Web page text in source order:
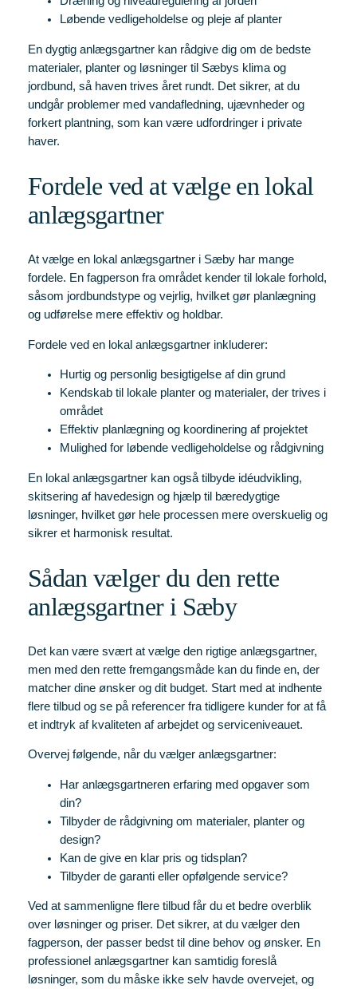
Løbende vedligeholdelse og pleje af planter
En dygtig anlægsgartner kan rådgive dig om de bedste
materialer, planter og løsninger til Sæbys klima og
jordbund, så haven trives året rundt. Det sikrer, at du
undgår problemer med vandafledning, ujævnheder og
forkert plantning, som kan være udfordringer i private
haver.
Fordele ved at vælge en lokal
anlægsgartner
At vælge en lokal anlægsgartner i Sæby har mange
fordele. En fagperson fra området kender til lokale forhold,
såsom jordbundstype og vejrlig, hvilket gør planlægning
og udførelse mere effektiv og holdbar.
Fordele ved en lokal anlægsgartner inkluderer:
Hurtig og personlig besigtigelse af din grund
Kendskab til lokale planter og materialer, der trives i
området
Effektiv planlægning og koordinering af projektet
Mulighed for løbende vedligeholdelse og rådgivning
En lokal anlægsgartner kan også tilbyde idéudvikling,
skitsering af havedesign og hjælp til bæredygtige
løsninger, hvilket gør hele processen mere overskuelig og
sikrer et harmonisk resultat.
Sådan vælger du den rette
anlægsgartner i Sæby
Det kan være svært at vælge den rigtige anlægsgartner,
men med den rette fremgangsmåde kan du finde en, der
matcher dine ønsker og dit budget. Start med at indhente
flere tilbud og se på referencer fra tidligere kunder for at få
et indtryk af kvaliteten af arbejdet og serviceniveauet.
Overvej følgende, når du vælger anlægsgartner:
Har anlægsgartneren erfaring med opgaver som
din?
Tilbyder de rådgivning om materialer, planter og
design?
Kan de give en klar pris og tidsplan?
Tilbyder de garanti eller opfølgende service?
Ved at sammenligne flere tilbud får du et bedre overblik
over løsninger og priser. Det sikrer, at du vælger den
fagperson, der passer bedst til dine behov og ønsker. En
professionel anlægsgartner kan samtidig foreslå
løsninger, som du måske ikke selv havde overvejet, og